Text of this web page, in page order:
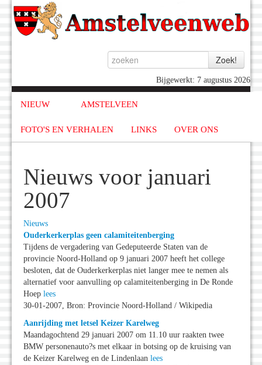
Bijgewerkt: 7 augustus 2026
NIEUW AMSTELVEEN
FOTO'S EN VERHALEN LINKS OVER ONS
Nieuws voor januari
2007
Nieuws
Ouderkerkerplas geen calamiteitenberging
Tijdens de vergadering van Gedeputeerde Staten van de
provincie Noord-Holland op 9 januari 2007 heeft het college
besloten, dat de Ouderkerkerplas niet langer mee te nemen als
alternatief voor aanvulling op calamiteitenberging in De Ronde
Hoep lees
30-01-2007, Bron: Provincie Noord-Holland / Wikipedia
Aanrijding met letsel Keizer Karelweg
Maandagochtend 29 januari 2007 om 11.10 uur raakten twee
BMW personenauto?s met elkaar in botsing op de kruising van
de Keizer Karelweg en de Lindenlaan lees